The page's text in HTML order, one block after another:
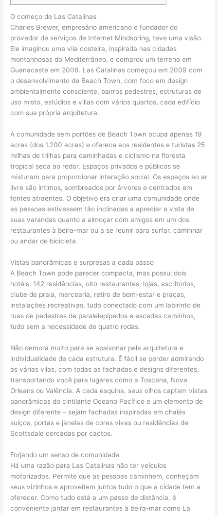
O começo de Las Catalinas
Charles Brewer, empresário americano e fundador do
provedor de serviços de Internet Mindspring, teve uma visão.
Ele imaginou uma vila costeira, inspirada nas cidades
montanhosas do Mediterrâneo, e comprou um terreno em
Guanacaste em 2006. Las Catalinas começou em 2009 com
o desenvolvimento de Beach Town, com foco em design
ambientalmente consciente, bairros pedestres, estruturas de
uso misto, estúdios e villas com vários quartos, cada edifício
com sua própria arquitetura.
A comunidade sem portões de Beach Town ocupa apenas 19
acres (dos 1.200 acres) e oferece aos residentes e turistas 25
milhas de trilhas para caminhadas e ciclismo na floresta
tropical seca ao redor. Espaços privados e públicos se
misturam para proporcionar interação social. Os espaços ao ar
livre são íntimos, sombreados por árvores e centrados em
fontes atraentes. O objetivo era criar uma comunidade onde
as pessoas estivessem tão inclinadas a apreciar a vista de
suas varandas quanto a almoçar com amigos em um dos
restaurantes à beira-mar ou a se reunir para surfar, caminhar
ou andar de bicicleta.
Vistas panorâmicas e surpresas a cada passo
A Beach Town pode parecer compacta, mas possui dois
hotéis, 142 residências, oito restaurantes, lojas, escritórios,
clube de praia, mercearia, retiro de bem-estar e praças,
instalações recreativas, tudo conectado com um labirinto de
ruas de pedestres de paralelepípedos e escadas caminhos,
tudo sem a necessidade de quatro rodas.
Não demora muito para se apaixonar pela arquitetura e
individualidade de cada estrutura. É fácil se perder admirando
as várias vilas, com todas as fachadas e designs diferentes,
transportando você para lugares como a Toscana, Nova
Orleans ou Valência. A cada esquina, seus olhos captam vistas
panorâmicas do cintilante Oceano Pacífico e um elemento de
design diferente – sejam fachadas inspiradas em chalés
suíços, portas e janelas de cores vivas ou residências de
Scottsdale cercadas por cactos.
Forjando um senso de comunidade
Há uma razão para Las Catalinas não ter veículos
motorizados. Permite que as pessoas caminhem, conheçam
seus vizinhos e aproveitem juntos tudo o que a cidade tem a
oferecer. Como tudo está a um passo de distância, é
conveniente jantar em restaurantes à beira-mar como La